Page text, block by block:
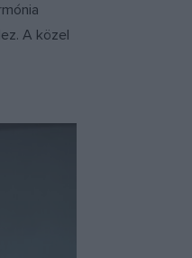
A közel